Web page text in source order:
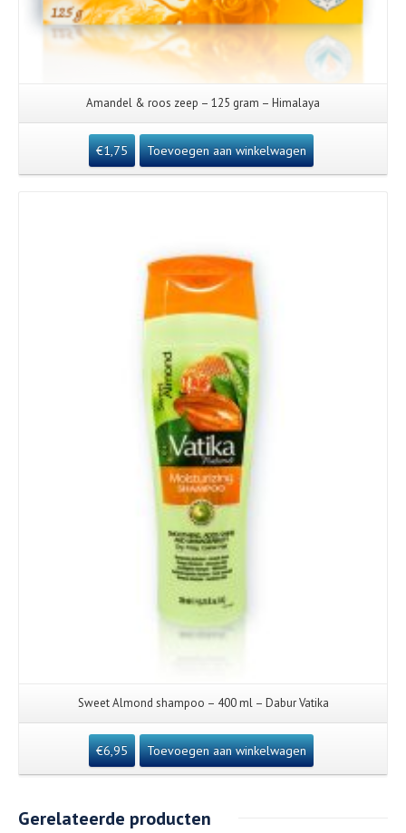
Amandel & roos zeep – 125 gram – Himalaya
€1,75 Toevoegen aan winkelwagen
Sweet Almond shampoo – 400 ml – Dabur Vatika
€6,95 Toevoegen aan winkelwagen
Gerelateerde producten